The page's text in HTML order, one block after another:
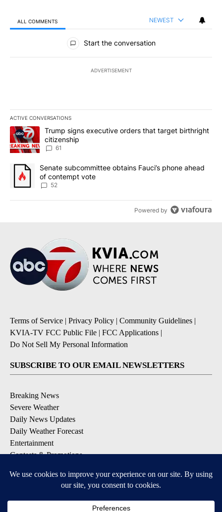
ALL COMMENTS NEWEST
All Comments
Start the conversation
ADVERTISEMENT
ACTIVE CONVERSATIONS
The following is a list of the most commented articles in the last
A trending article titled "Trump signs executive orders that
Trump signs executive orders that target birthright
citizenship
61
A trending article titled "Senate subcommittee obtains Fauci’s
Senate subcommittee obtains Fauci’s phone ahead
of contempt vote
52
Powered by
Terms of Service | Privacy Policy | Community Guidelines |
KVIA-TV FCC Public File | FCC Applications |
Do Not Sell My Personal Information
SUBSCRIBE TO OUR EMAIL NEWSLETTERS
Breaking News
Severe Weather
Daily News Updates
Daily Weather Forecast
Entertainment
Contests & Promotions
DOWNLOAD OUR APPS
Available for iOS and Android